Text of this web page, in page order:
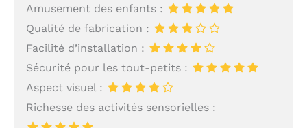
Amusement des enfants :
Qualité de fabrication :
Facilité d’installation :
Sécurité pour les tout-petits :
Aspect visuel :
Richesse des activités sensorielles :